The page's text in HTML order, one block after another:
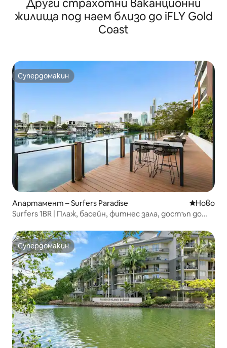
Други страхотни ваканционни
жилища под наем близо до iFLY Gold
Coast
Супердомакин
Супердомакин
Апартамент – Surfers Paradise Ново
Ново
Surfers 1BR | Плаж, басейн, фитнес зала, достъп до
Супердомакин
Супердомакин